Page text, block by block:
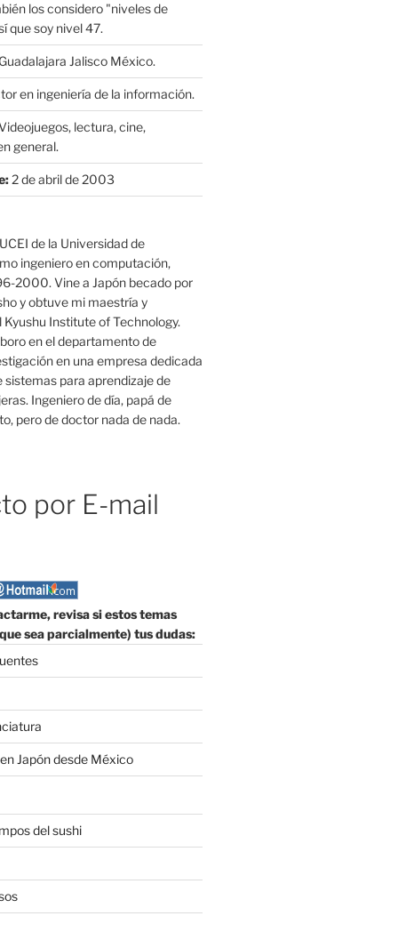
los considero "niveles de
que soy nivel 47.
Jalisco México.
en ingeniería de la información.
lectura, cine,
general.
2 de abril de 2003
de la Universidad de
ingeniero en computación,
2000. Vine a Japón becado por
y obtuve mi maestría y
Institute of Technology.
en el departamento de
en una empresa dedicada
sistemas para aprendizaje de
Ingeniero de día, papá de
pero de doctor nada de nada.
por E-mail
revisa si estos temas
sea parcialmente) tus dudas:
Japón desde México
del sushi